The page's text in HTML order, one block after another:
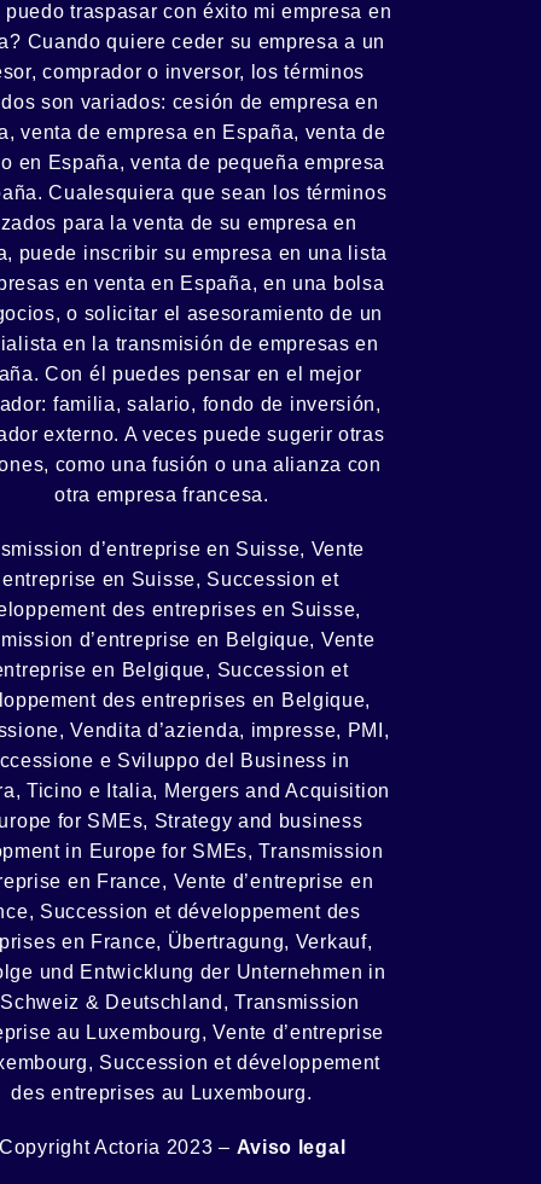
puedotraspasar con éxito mi empresa en
Cuando quiere ceder su empresa a un
, comprador o inversor, los términos
son variados: cesión de empresa en
venta de empresa en España, venta de
en España, venta de pequeña empresa
Cualesquiera que sean los términos
para la venta de su empresa en
puede inscribir su empresa en una lista
en venta en España, en una bolsa
, o solicitar el asesoramiento de un
en la transmisión de empresas en
Con él puedes pensar en el mejor
familia,salario, fondo de inversión,
externo. A veces puede sugerir otras
como una fusión o unaalianza con
otra empresa francesa.
d’entreprise en Suisse, Vente
en Suisse, Succession et
des entreprises en Suisse,
d’entreprise en Belgique, Vente
en Belgique, Succession et
des entreprises en Belgique,
Vendita d’azienda, impresse, PMI,
e Sviluppo del Business in
Ticino e Italia, Mergers and Acquisition
for SMEs, Strategy and business
in Europe for SMEs,Transmission
en France, Vente d’entreprise en
Succession et développement des
en France, Übertragung, Verkauf,
und Entwicklung der Unternehmen in
& Deutschland ,Transmission
au Luxembourg, Vente d’entreprise
Succession et développement
des entreprises au Luxembourg.
Actoria 2023 – Aviso legal